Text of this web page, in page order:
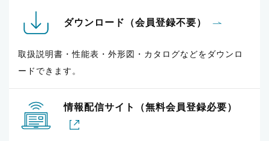
ダウンロード（会員登録不要）
取扱説明書・性能表・外形図・カタログなどをダウンロ
ードできます。
情報配信サイト（無料会員登録必要）